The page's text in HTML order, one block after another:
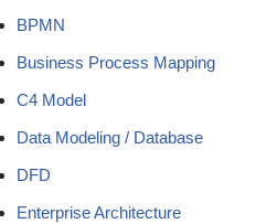
BPMN
Business Process Mapping
C4 Model
Data Modeling / Database
DFD
Enterprise Architecture